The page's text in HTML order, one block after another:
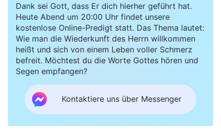
Dank sei Gott, dass Er dich hierher geführt hat.
Heute Abend um 20:00 Uhr findet unsere
kostenlose Online-Predigt statt. Das Thema lautet:
Wie man die Wiederkunft des Herrn willkommen
heißt und sich von einem Leben voller Schmerz
befreit. Möchtest du die Worte Gottes hören und
Segen empfangen?
Kontaktiere uns über Messenger